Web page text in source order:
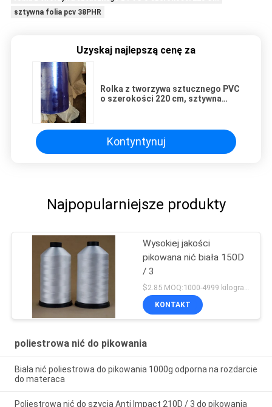
sztywna folia pcv 38PHR
Uzyskaj najlepszą cenę za
Rolka z tworzywa sztucznego PVC
o szerokości 220 cm, sztywna
Kontyntynuj
Najpopularniejsze produkty
Wysokiej jakości
pikowana nić biała 150D
/ 3
$2.85 MOQ:1000-4999 kilogramów
KONTAKT
poliestrowa nić do pikowania
Biała nić poliestrowa do pikowania 1000g odporna na rozdarcie
do materaca
Poliestrowa nić do szycia Anti Impact 210D / 3 do pikowania